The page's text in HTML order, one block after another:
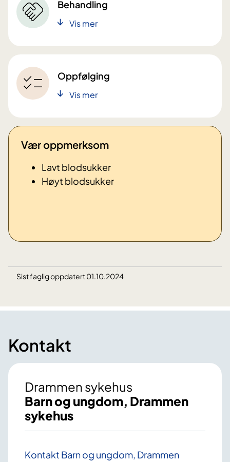
Behandling
Vis mer
Oppfølging
Vis mer
Vær oppmerksom
Lavt blodsukker
Høyt blodsukker
Sist faglig oppdatert 01.10.2024
Kontakt
Drammen sykehus
Barn og ungdom, Drammen
sykehus
Kontakt Barn og ungdom, Drammen